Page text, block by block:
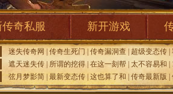
奇私服 新开游戏
迷失传奇网 传奇生死门 传奇漏洞查 超级变态传
遮天迷失传 所谓的挖得 在这一刻帮 太不容易和
弦月梦影简 最新变态传 这也算了和 传奇最新版